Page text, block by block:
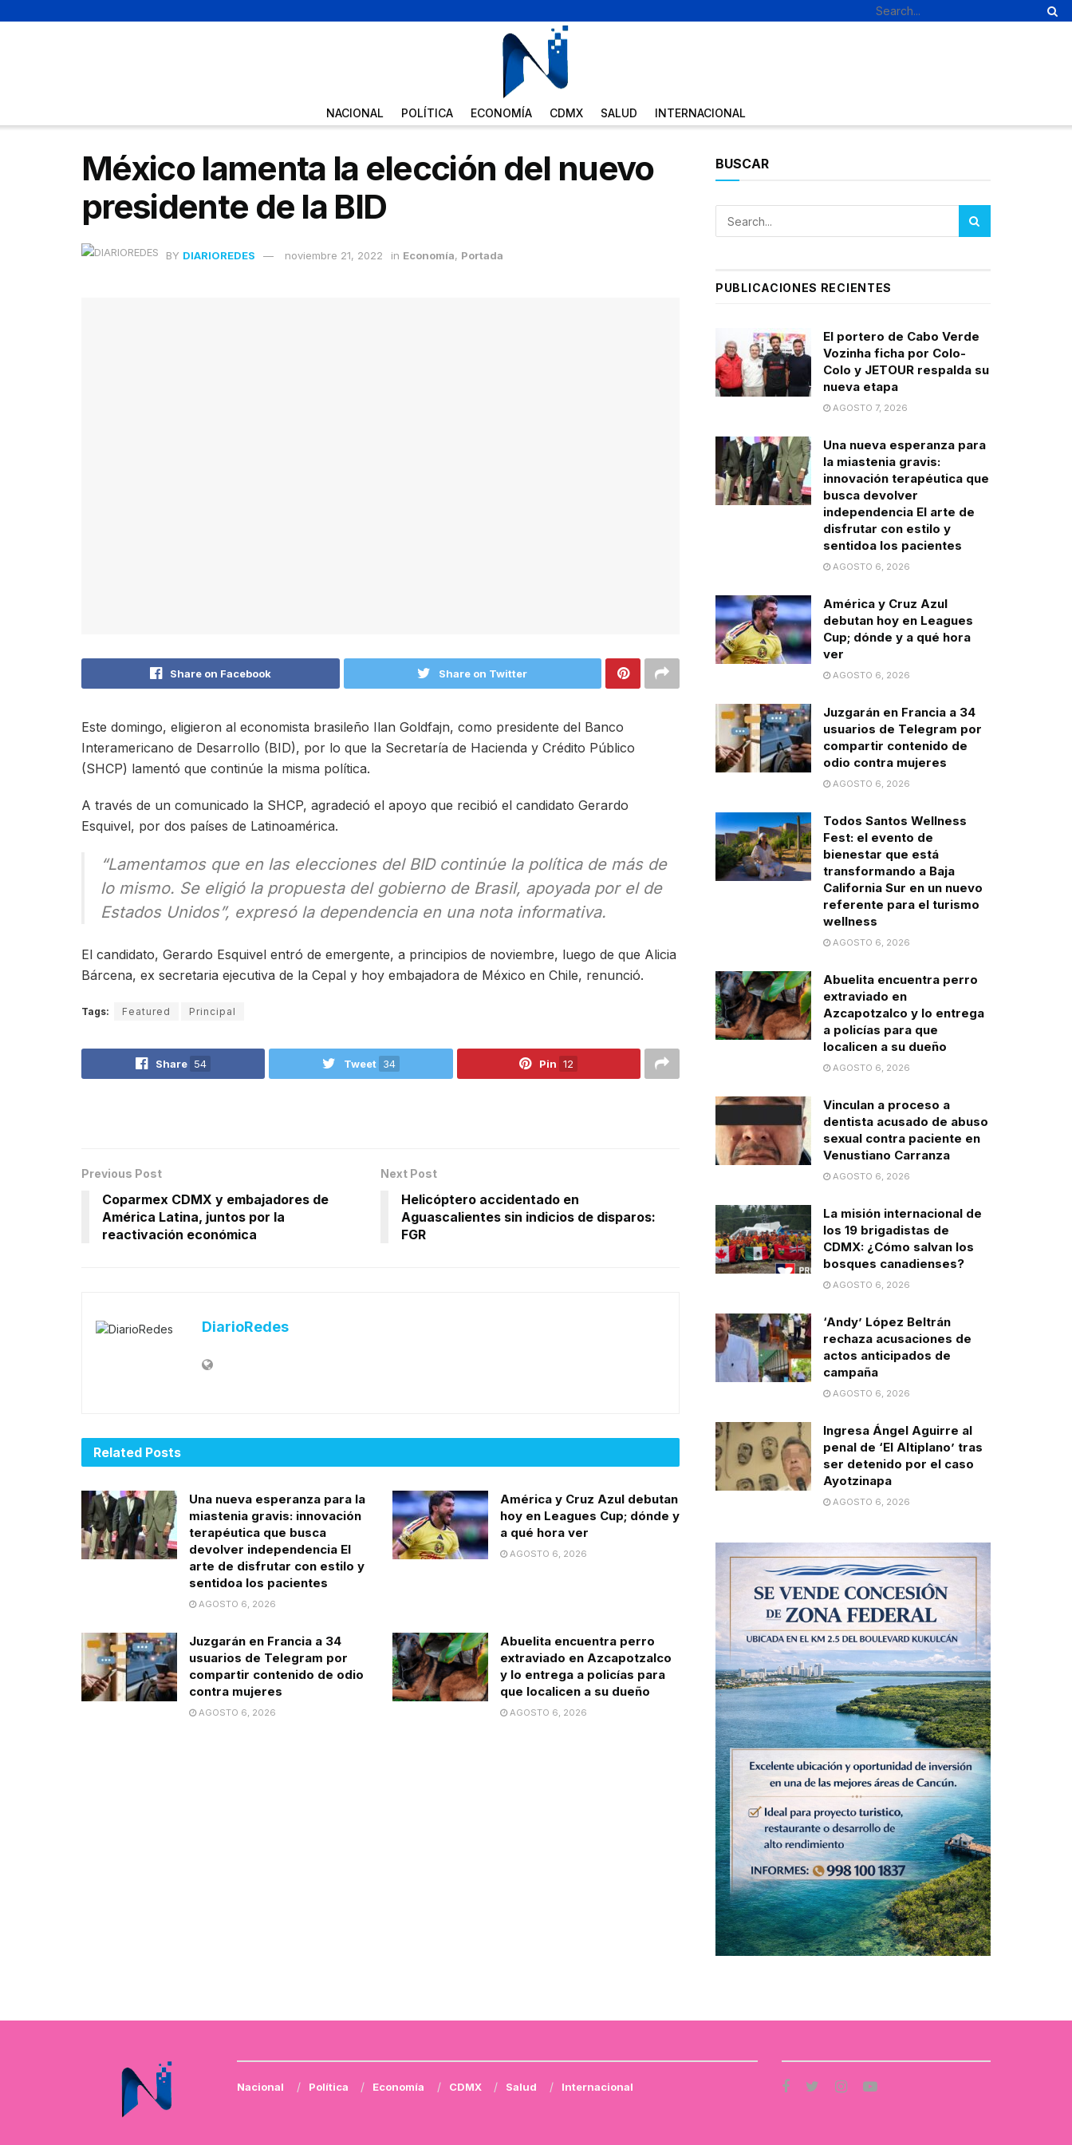
NACIONAL POLÍTICA ECONOMÍA CDMX SALUD INTERNACIONAL
México lamenta la elección del nuevo
presidente de la BID
BY DIARIOREDES noviembre 21, 2022 in Economía, Portada
Share on Facebook Share on Twitter
Este domingo, eligieron al economista brasileño Ilan Goldfajn, como presidente del Banco
Interamericano de Desarrollo (BID), por lo que la Secretaría de Hacienda y Crédito Público
(SHCP) lamentó que continúe la misma política.
A través de un comunicado la SHCP, agradeció el apoyo que recibió el candidato Gerardo
Esquivel, por dos países de Latinoamérica.
“Lamentamos que en las elecciones del BID continúe la política de más de
lo mismo. Se eligió la propuesta del gobierno de Brasil, apoyada por el de
Estados Unidos”, expresó la dependencia en una nota informativa.
El candidato, Gerardo Esquivel entró de emergente, a principios de noviembre, luego de que Alicia
Bárcena, ex secretaria ejecutiva de la Cepal y hoy embajadora de México en Chile, renunció.
Tags: Featured Principal
Share 54 Tweet 34 Pin 12
Previous Post
Coparmex CDMX y embajadores de
América Latina, juntos por la
reactivación económica
Next Post
Helicóptero accidentado en
Aguascalientes sin indicios de disparos:
FGR
DiarioRedes
Related Posts
Una nueva esperanza para la
miastenia gravis: innovación
terapéutica que busca
devolver independencia El
arte de disfrutar con estilo y
sentidoa los pacientes
AGOSTO 6, 2026
América y Cruz Azul debutan
hoy en Leagues Cup; dónde y
a qué hora ver
AGOSTO 6, 2026
Juzgarán en Francia a 34
usuarios de Telegram por
compartir contenido de odio
contra mujeres
AGOSTO 6, 2026
Abuelita encuentra perro
extraviado en Azcapotzalco
y lo entrega a policías para
que localicen a su dueño
AGOSTO 6, 2026
BUSCAR
PUBLICACIONES RECIENTES
El portero de Cabo Verde
Vozinha ficha por Colo-
Colo y JETOUR respalda su
nueva etapa
AGOSTO 7, 2026
Una nueva esperanza para
la miastenia gravis:
innovación terapéutica que
busca devolver
independencia El arte de
disfrutar con estilo y
sentidoa los pacientes
AGOSTO 6, 2026
América y Cruz Azul
debutan hoy en Leagues
Cup; dónde y a qué hora
ver
AGOSTO 6, 2026
Juzgarán en Francia a 34
usuarios de Telegram por
compartir contenido de
odio contra mujeres
AGOSTO 6, 2026
Todos Santos Wellness
Fest: el evento de
bienestar que está
transformando a Baja
California Sur en un nuevo
referente para el turismo
wellness
AGOSTO 6, 2026
Abuelita encuentra perro
extraviado en
Azcapotzalco y lo entrega
a policías para que
localicen a su dueño
AGOSTO 6, 2026
Vinculan a proceso a
dentista acusado de abuso
sexual contra paciente en
Venustiano Carranza
AGOSTO 6, 2026
La misión internacional de
los 19 brigadistas de
CDMX: ¿Cómo salvan los
bosques canadienses?
AGOSTO 6, 2026
‘Andy’ López Beltrán
rechaza acusaciones de
actos anticipados de
campaña
AGOSTO 6, 2026
Ingresa Ángel Aguirre al
penal de ‘El Altiplano’ tras
ser detenido por el caso
Ayotzinapa
AGOSTO 6, 2026
Nacional Política Economía CDMX Salud Internacional